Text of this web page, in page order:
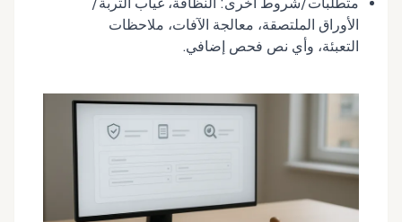
الأوراق الملتصقة، معالجة الآفات، ملاحظات
التعبئة، وأي نص فحص إضافي.